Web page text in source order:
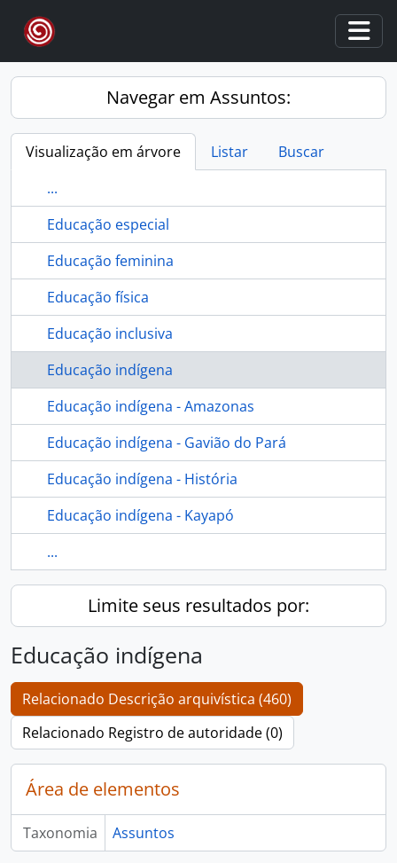
Skip to main content
Navegar em Assuntos:
Visualização em árvore Listar
Buscar
...
Educação especial
Educação feminina
Educação física
Educação inclusiva
Educação indígena
Educação indígena - Amazonas
Educação indígena - Gavião do Pará
Educação indígena - História
Educação indígena - Kayapó
...
Limite seus resultados por:
Educação indígena
Relacionado Descrição arquivística (460)
Relacionado Registro de autoridade (0)
Área de elementos
Taxonomia Assuntos